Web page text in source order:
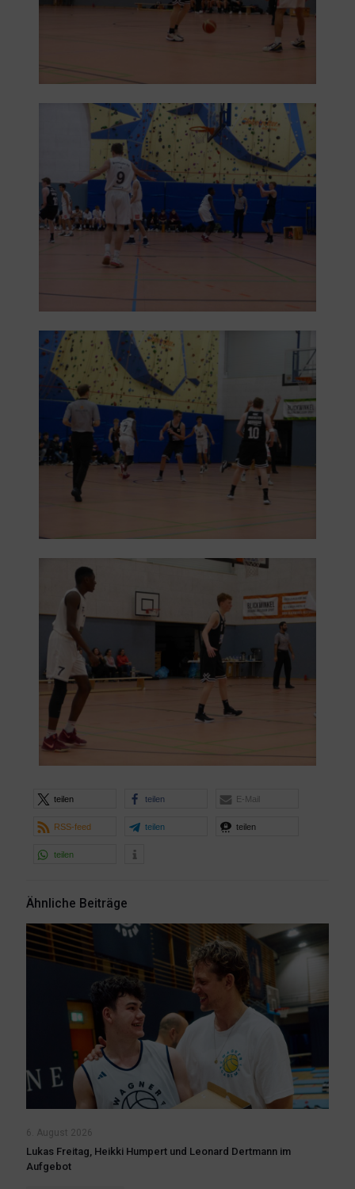
teilen teilen E-Mail
RSS-feed teilen teilen
teilen
Ähnliche Beiträge
6. August 2026
Lukas Freitag, Heikki Humpert und Leonard Dertmann im
Aufgebot